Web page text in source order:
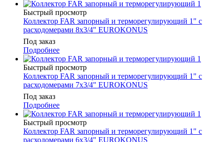
Быстрый просмотр
Коллектор FAR запорный и терморегулирующий 1" с
расходомерами 8х3/4" EUROKONUS
Под заказ
Подробнее
Быстрый просмотр
Коллектор FAR запорный и терморегулирующий 1" с
расходомерами 7х3/4" EUROKONUS
Под заказ
Подробнее
Быстрый просмотр
Коллектор FAR запорный и терморегулирующий 1" с
расходомерами 6х3/4" EUROKONUS